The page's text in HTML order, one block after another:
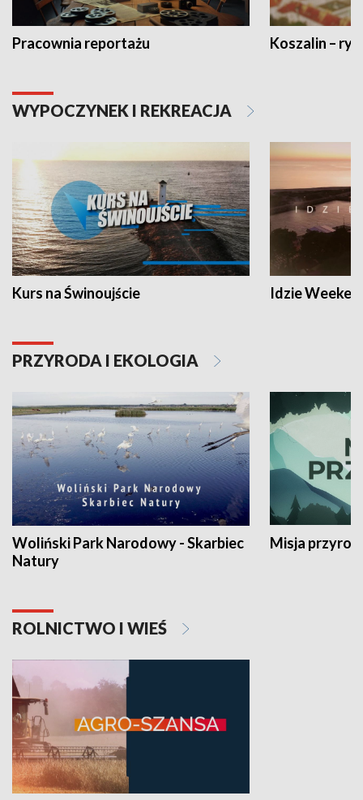
Pracownia reportażu Koszalin –
WYPOCZYNEK I REKREACJA
Kurs na Świnoujście Idzie
PRZYRODA I EKOLOGIA
Woliński Park Narodowy - Skarbiec
Natury
Misja
ROLNICTWO I WIEŚ